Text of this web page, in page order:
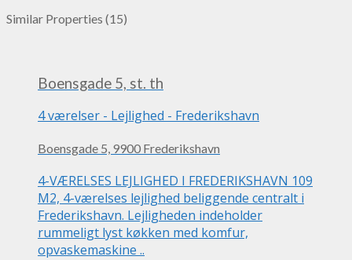
Similar Properties (15)
Boensgade 5, st. th
4 værelser - Lejlighed - Frederikshavn
Boensgade 5, 9900 Frederikshavn
4-VÆRELSES LEJLIGHED I FREDERIKSHAVN 109
M2, 4-værelses lejlighed beliggende centralt i
Frederikshavn. Lejligheden indeholder
rummeligt lyst køkken med komfur,
opvaskemaskine ..